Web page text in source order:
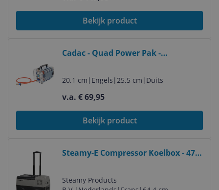
Bekijk product
Cadac - Quad Power Pak -
20,1 cm | Engels |25,5 cm | Duits
v.a. € 69,95
Bekijk product
Steamy-E Compressor Koelbox - 47L
Steamy Products